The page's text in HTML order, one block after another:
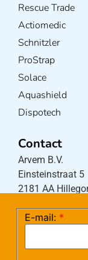
Rescue Trade
Actiomedic
Schnitzler
ProStrap
Solace
Aquashield
Dispotech
Contact
Arvem B.V.
Einsteinstraat 5
2181 AA
(maandag –
E-mail: *